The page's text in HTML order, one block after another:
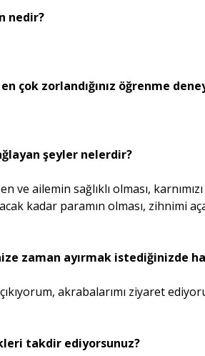
nedir?
çok zorlandığınız öğrenme
şeyler nelerdir?
ve ailemin sağlıklı olması,
kadar paramın olması, zihnimi
zaman ayırmak istediğinizde
akrabalarımı ziyaret
takdir ediyorsunuz?